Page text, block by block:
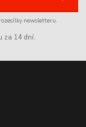
newsletteru.
za 14 dní.